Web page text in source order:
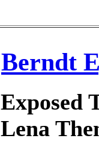
Berndt
Exposed
Lena